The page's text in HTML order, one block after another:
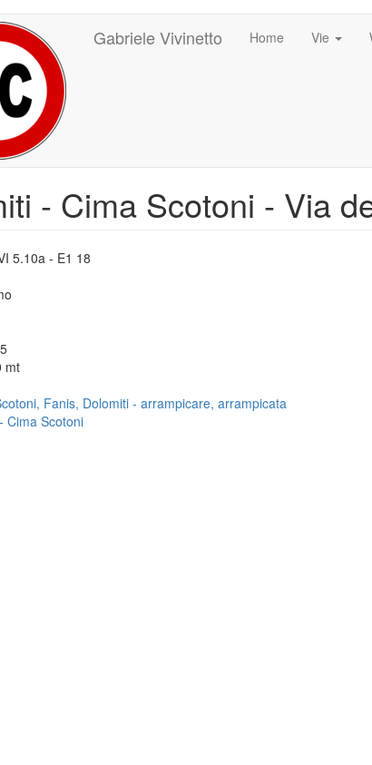
Gabriele Vivinetto Home Vie
- Cima Scotoni - Via
5.10a - E1 18
mt
Fanis, Dolomiti - arrampicare, arrampicata
Cima Scotoni